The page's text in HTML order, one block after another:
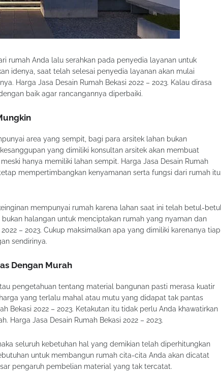
rumah Anda lalu serahkan pada penyedia layanan untuk
idenya, saat telah selesai penyedia layanan akan mulai
Harga Jasa Desain Rumah Bekasi 2022 – 2023. Kalau dirasa
baik agar rancangannya diperbaiki.
area yang sempit, bagi para arsitek lahan bukan
yang dimiliki konsultan arsitek akan membuat
hanya memiliki lahan sempit. Harga Jasa Desain Rumah
mempertimbangkan kenyamanan serta fungsi dari rumah itu
mempunyai rumah karena lahan saat ini telah betul-betul
halangan untuk menciptakan rumah yang nyaman dan
– 2023. Cukup maksimalkan apa yang dimiliki karenanya tiap
sendirinya.
Dengan Murah
pengetahuan tentang material bangunan pasti merasa kuatir
yang terlalu mahal atau mutu yang didapat tak pantas
Bekasi 2022 – 2023. Ketakutan itu tidak perlu Anda khawatirkan
Harga Jasa Desain Rumah Bekasi 2022 – 2023.
seluruh kebetuhan hal yang demikian telah diperhitungkan
untuk membangun rumah cita-cita Anda akan dicatat
pengaruh pembelian material yang tak tercatat.